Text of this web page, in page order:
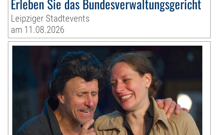
Erleben Sie das Bundesverwaltungsgericht
Leipziger Stadtevents
am 11.08.2026